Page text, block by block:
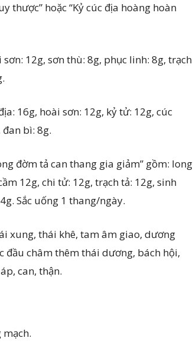
thược” hoặc “Kỷ cúc địa hoàng hoàn
12g, sơn thù: 8g, phục linh: 8g, trạch
16g, hoài sơn: 12g, kỷ tử: 12g, cúc
bì: 8g.
đờm tả can thang gia giảm” gồm: long
12g, chi tử: 12g, trạch tả: 12g, sinh
Sắc uống 1 thang/ngày.
xung, thái khê, tam âm giao, dương
đầu châm thêm thái dương, bách hội,
can, thận.